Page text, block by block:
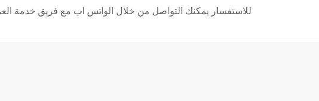
للاستفسار يمكنك التواصل من خلال الواتس اب مع فريق خدمة